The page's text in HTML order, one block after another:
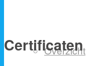
Overzicht
Certificaten